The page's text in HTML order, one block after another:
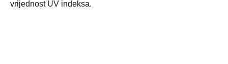
vrijednost UV indeksa.